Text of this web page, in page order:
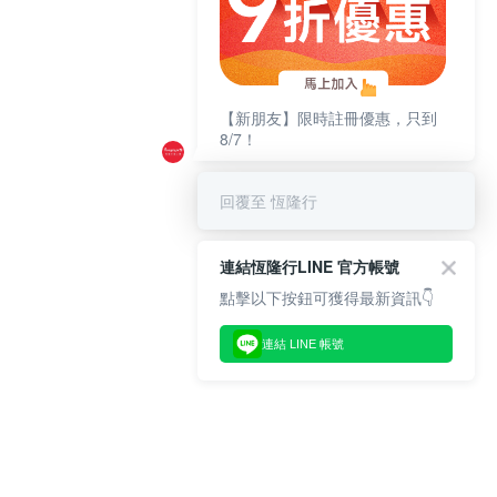
【新朋友】限時註冊優惠，只到
8/7！
回覆至 恆隆行
連結恆隆行LINE 官方帳號
點擊以下按鈕可獲得最新資訊👇
連結 LINE 帳號